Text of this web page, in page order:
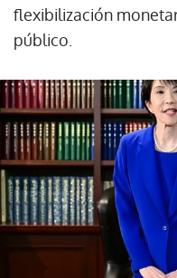
flexibilización
público.